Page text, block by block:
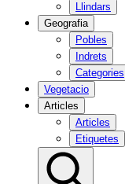
Llindars
Geografia
Pobles
Indrets
Categories
Vegetacio
Articles
Articles
Etiquetes